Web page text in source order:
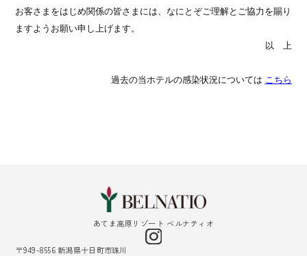
お客さまをはじめ関係の皆さまには、なにとぞご理解とご協力を賜り
ますようお願い申し上げます。
以 上
過去の当ホテルの感染状況については こちら
あてま高原リゾート ベルナティオ
〒949-8556 新潟県十日町市珠川